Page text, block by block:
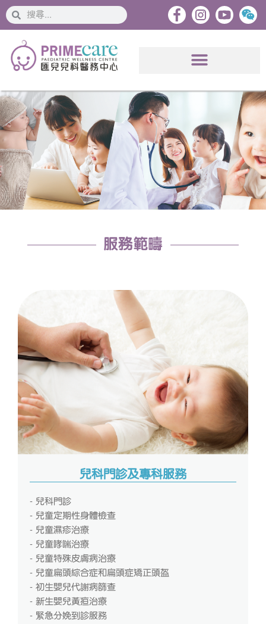
搜
索
搜
索
服務範疇
兒科門診及專科服務
- 兒科門診
- 兒童定期性身體檢查
- 兒童濕疹治療
- 兒童哮喘治療
- 兒童特殊皮膚病治療
- 兒童扁頭綜合症和扁頭症矯正頭盔
- 初生嬰兒代謝病篩查
- 新生嬰兒黃疸治療
- 緊急分娩到診服務